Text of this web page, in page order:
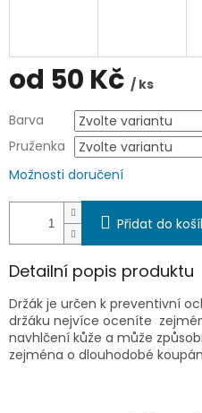
od 50 Kč / ks
cena:
Barva
Pruženka
Možnosti doručení
Přidat do
Detailní popis produktu
Držák je určen k preventivní
držáku nejvíce oceníte
navhlčení kůže a může
zejména o dlouhodobé